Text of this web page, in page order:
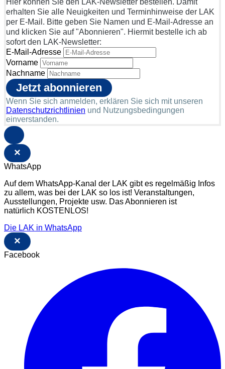
Hier können Sie den LAK-Newsletter bestellen. Damit
erhalten Sie alle Neuigkeiten und Terminhinweise der LAK
per E-Mail. Bitte geben Sie Namen und E-Mail-Adresse an
und klicken Sie auf "Abonnieren". Hiermit bestelle ich ab
sofort den LAK-Newsletter:
E-Mail-Adresse
Vorname
Nachname
Wenn Sie sich anmelden, erklären Sie sich mit unseren
Datenschutzrichtlinien und Nutzungsbedingungen
einverstanden.
×
WhatsApp
Auf dem WhatsApp-Kanal der LAK gibt es regelmäßig Infos
zu allem, was bei der LAK so los ist! Veranstaltungen,
Ausstellungen, Projekte usw. Das Abonnieren ist
natürlich KOSTENLOS!
Die LAK in WhatsApp
×
Facebook